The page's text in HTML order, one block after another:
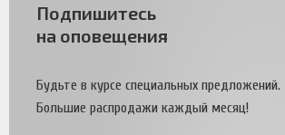
Подпишитесь
на оповещения
Будьте в курсе специальных предложений.
Большие распродажи каждый месяц!